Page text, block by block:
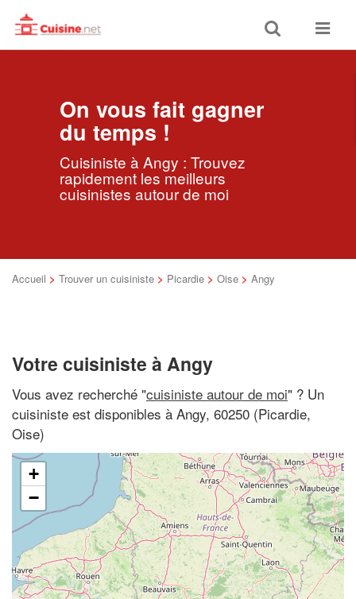
Toggle
search
Toggle
On vous fait gagner
du temps !
Cuisiniste à Angy : Trouvez
rapidement les meilleurs
cuisinistes autour de moi
Accueil > Trouver un cuisiniste > Picardie > Oise > Angy
Votre cuisiniste à Angy
Vous avez recherché "cuisiniste autour de moi" ? Un
cuisiniste est disponibles à Angy, 60250 (Picardie,
Oise)
+
−